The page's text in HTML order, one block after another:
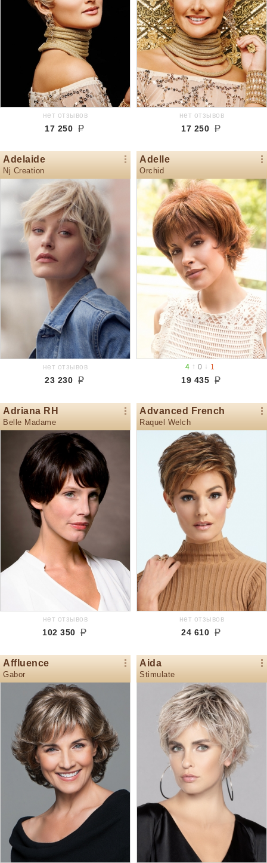
нет отзывов
17 250
нет отзывов
17 250
Adelaide
Nj Creation
нет отзывов
23 230
Adelle
Orchid
4 ↑0 ↓ 1
19 435
Adriana RH
Belle Madame
нет отзывов
102 350
Advanced French
Raquel Welch
нет отзывов
24 610
Affluence
Gabor
Aida
Stimulate